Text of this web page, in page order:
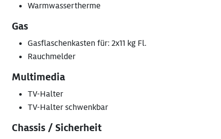
Warmwassertherme
Gas
Gasflaschenkasten für: 2x11 kg Fl.
Rauchmelder
Multimedia
TV-Halter
TV-Halter schwenkbar
Chassis / Sicherheit